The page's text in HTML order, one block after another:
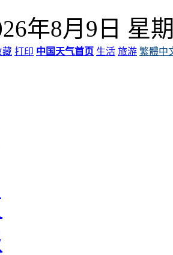
年8月9日 星
藏 打印 中国天气首页 生活 旅游 繁體中